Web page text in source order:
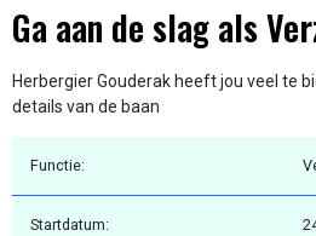
Ga aan de slag als
Herbergier Gouderak heeft jou veel te
details van de baan
Functie:
Startdatum: